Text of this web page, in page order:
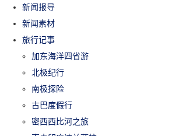
新闻报导
新闻素材
旅行记事
加东海洋四省游
北极纪行
南极探险
古巴度假行
密西西比河之旅